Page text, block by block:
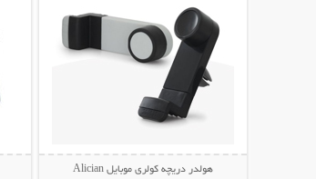
هولدر دریچه کولری موبایل Alician